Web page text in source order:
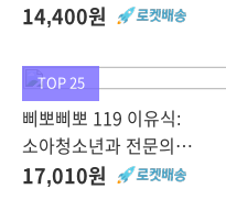
14,400원
TOP 25
삐뽀삐뽀 119 이유식:
소아청소년과 전문의
하정훈이 전하는 건강한 아가
17,010원